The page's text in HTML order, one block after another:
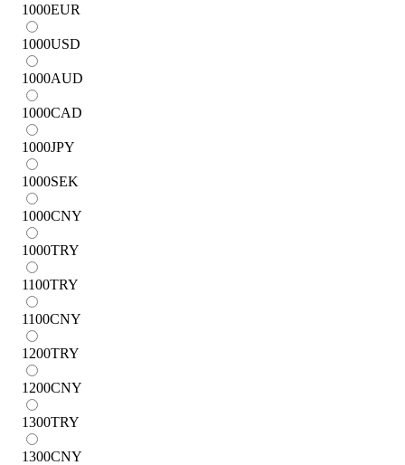
1000EUR
1000USD
1000AUD
1000CAD
1000JPY
1000SEK
1000CNY
1000TRY
1100TRY
1100CNY
1200TRY
1200CNY
1300TRY
1300CNY